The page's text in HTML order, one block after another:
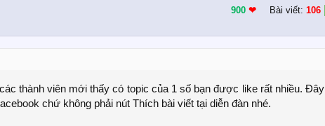
900 ❤︎ Bài viết: 106
thành viên mới thấy có topic của 1 số bạn được like rất nhiều. Đây
chứ không phải nút Thích bài viết tại diễn đàn nhé.